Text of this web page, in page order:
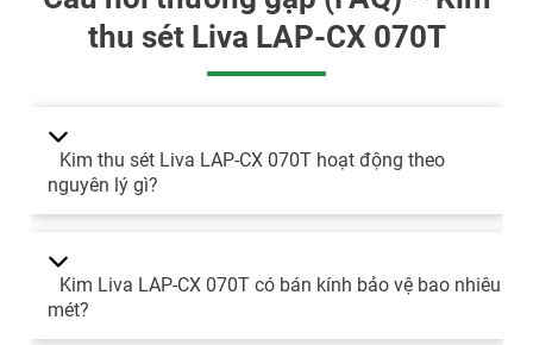
thu sét Liva LAP-CX 070T
Kim thu sét Liva LAP-CX 070T hoạt động theo
nguyên lý gì?
Kim Liva LAP-CX 070T có bán kính bảo vệ bao nhiêu
mét?